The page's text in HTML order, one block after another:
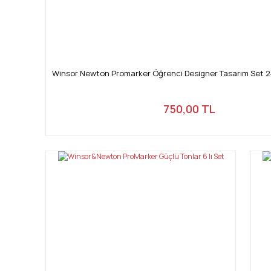
Winsor Newton Promarker Öğrenci Designer Tasarım Set
750,00 TL